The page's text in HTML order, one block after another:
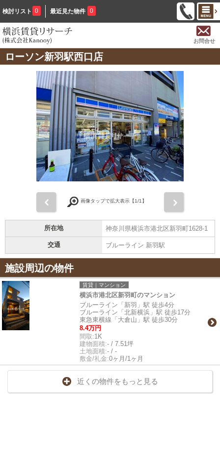
検討リスト 0 最近見た物件 0
お問合せ
ローソン新羽駅西口店
画像タップで拡大表示【1/1】
所在地 神奈川県横浜市港北区新羽町1628-1
交通 ブルーライン 新羽駅
施設周辺の物件
賃貸｜マンション
横浜市港北区新羽町のマンション
ブルーライン「新羽」駅 徒歩4分
ブルーライン「北新横浜」駅 徒歩17分
東急東横線「大倉山」駅 徒歩30分
8.4万円
間取:1K
建物面積:- / 7.51坪
土地面積:- / -
敷金/礼金:0ヶ月/1ヶ月
近くの物件をもっと見る